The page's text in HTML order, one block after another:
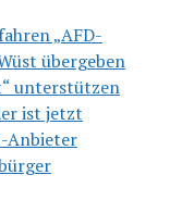
„AFD-
übergeben
unterstützen
ist jetzt
Anbieter